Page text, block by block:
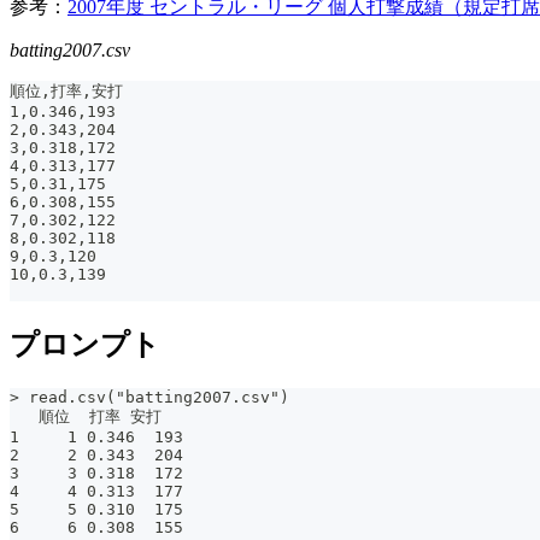
参考： 2007年度 セントラル・リーグ 個人打撃成績（規定打
batting2007.csv
順位,打率,安打
1,0.346,193
2,0.343,204
3,0.318,172
4,0.313,177
5,0.31,175
6,0.308,155
7,0.302,122
8,0.302,118
9,0.3,120
10,0.3,139
プロンプト
> read.csv("batting2007.csv")
   順位  打率 安打
1     1 0.346  193
2     2 0.343  204
3     3 0.318  172
4     4 0.313  177
5     5 0.310  175
6     6 0.308  155